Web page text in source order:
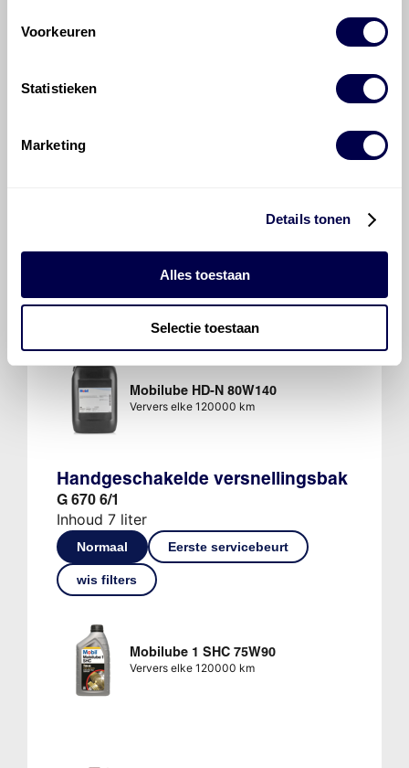
Voorkeuren
Statistieken
Marketing
Details tonen
Alles toestaan
Selectie toestaan
Differentieel, achter, hypoid
Mobil Delvac 1 Gear Oil 75W140
Mobilube HD-N 80W140
Ververs elke 120000 km
Handgeschakelde versnellingsbak
G 670 6/1
Inhoud 7 liter
Normaal Eerste servicebeurt
wis filters
Mobilube 1 SHC 75W90
Ververs elke 120000 km